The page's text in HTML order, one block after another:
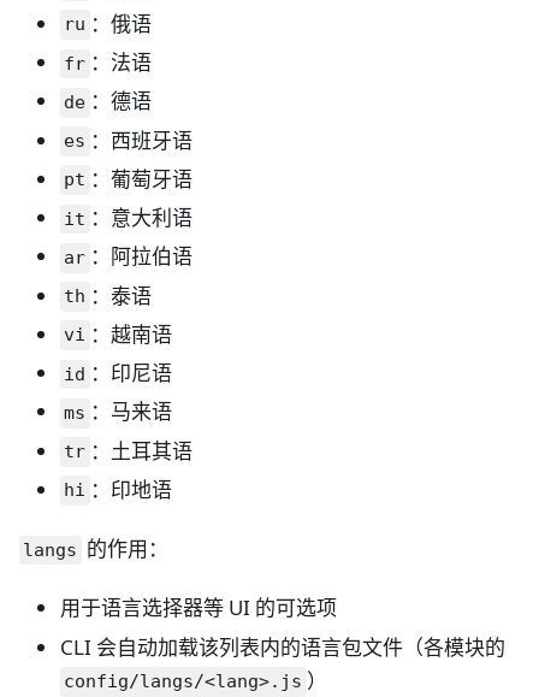
ru ：俄语
fr ：法语
de ：德语
es ：西班牙语
pt ：葡萄牙语
it ：意大利语
ar ：阿拉伯语
th ：泰语
vi ：越南语
id ：印尼语
ms ：马来语
tr ：土耳其语
hi ：印地语
langs 的作用：
用于语言选择器等 UI 的可选项
CLI 会自动加载该列表内的语言包文件（各模块的
config/langs/<lang>.js ）